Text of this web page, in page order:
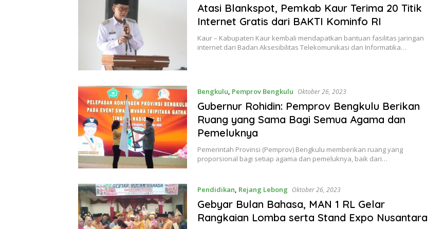
Atasi Blankspot, Pemkab Kaur Terima 20 Titik
Internet Gratis dari BAKTI Kominfo RI
Kaur – Kabupaten Kaur kembali mendapatkan bantuan fasilitas jaringan
internet dari Badan Aksesibilitas Telekomunikasi dan Informatika…
Bengkulu, Pemprov Bengkulu Oktober 26, 2023
Gubernur Rohidin: Pemprov Bengkulu Berikan
Ruang yang Sama Bagi Semua Agama dan
Pemeluknya
Pemerintah Provinsi (Pemprov) Bengkulu memberikan ruang yang
proporsional bagi setiap agama dan pemeluknya, baik dari…
Pendidikan, Rejang Lebong Oktober 26, 2023
Gebyar Bulan Bahasa, MAN 1 RL Gelar
Rangkaian Lomba serta Stand Expo Nusantara